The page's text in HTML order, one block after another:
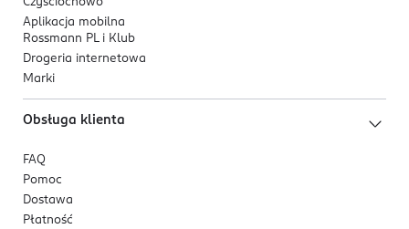
Aplikacja mobilna
Rossmann PL i Klub
Drogeria internetowa
Marki
Obsługa klienta
FAQ
Pomoc
Dostawa
Płatność